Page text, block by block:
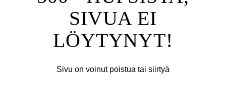
SIVUA EI
LÖYTYNYT!
Sivu on voinut poistua tai siirtyä